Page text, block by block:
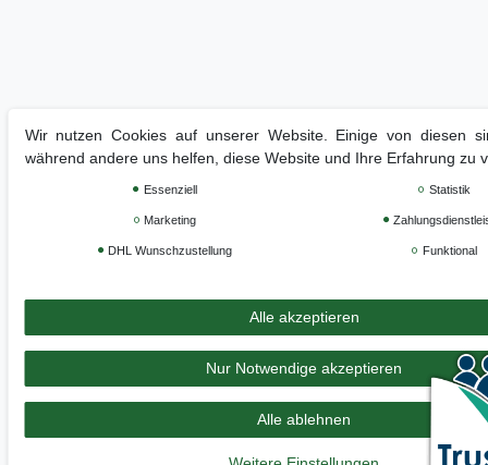
Wir nutzen Cookies auf unserer Website. Einige von diesen
während andere uns helfen, diese Website und Ihre Erfahrung zu
Essenziell Statistik
Marketing
DHL Wunschzustellung Funktional
Alle akzeptieren
Nur Notwendige akzeptieren
Alle ablehnen